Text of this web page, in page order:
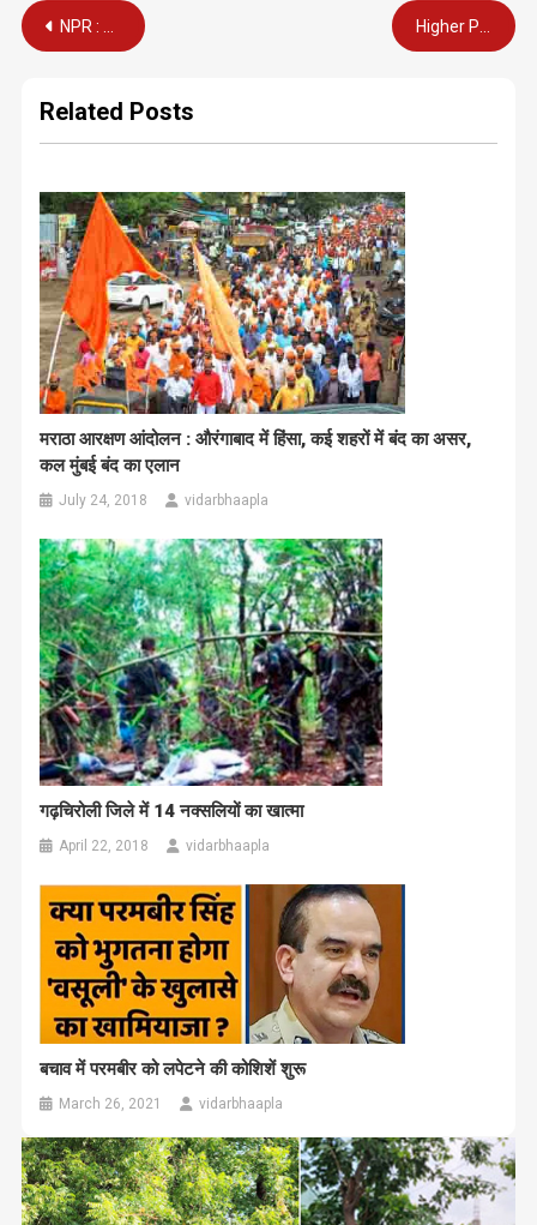
Post
NPR : राष्ट्रीय जनसंख्या रजिस्टर अपडेट करने की तैयारी शुरू Higher Pension : 1,54,003 पेंशनर्स चल बसे EPFO की बदनीयति से
Related Posts
मराठा आरक्षण आंदोलन : औरंगाबाद में हिंसा, कई शहरों में बंद का असर,
कल मुंबई बंद का एलान
July 24, 2018 vidarbhaapla
गढ़चिरोली जिले में 14 नक्सलियों का खात्मा
April 22, 2018 vidarbhaapla
बचाव में परमबीर को लपेटने की कोशिशें शुरू
March 26, 2021 vidarbhaapla